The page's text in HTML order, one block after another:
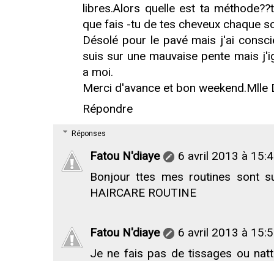
libres.Alors quelle est ta
que fais -tu de tes cheveux chaque
Désolé pour le pavé mais j'ai
suis sur une mauvaise pente mais
a moi.
Merci d'avance et bon weekend.Mlle
Répondre
Réponses
Fatou N'diaye
6 avril 2013 à
Bonjour ttes mes routines sont
HAIRCARE ROUTINE
Fatou N'diaye
6 avril 2013 à
Je ne fais pas de tissages ou